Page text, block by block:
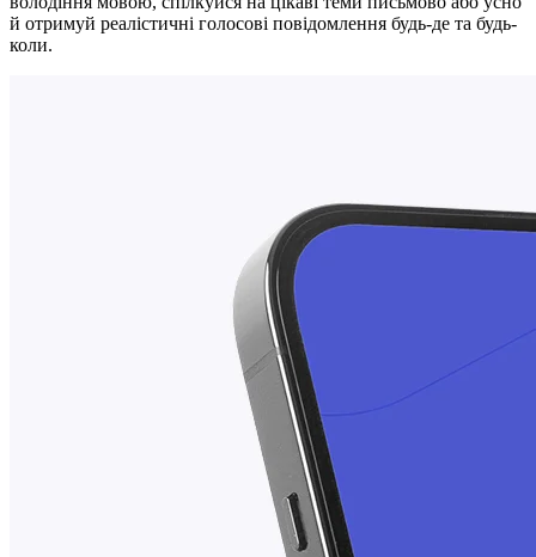
й отримуй реалістичні голосові повідомлення будь-де та будь-
коли.